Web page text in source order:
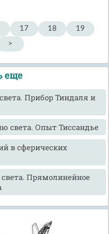
17 18
19
>
еще
Прибор Тиндаля и
света. Опыт Тиссандье
в сферических
Прямолинейное